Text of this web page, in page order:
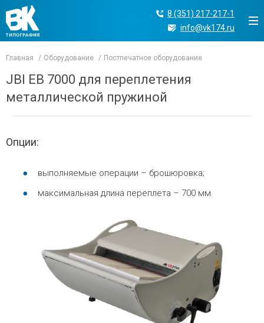
8 (351) 217-217-1
info@vk174.ru
Главная Оборудование Постпечатное оборудование
JBI EB 7000 для переплетения
металлической пружиной
Опции:
выполняемые операции – брошюровка;
максимальная длина переплета – 700 мм.